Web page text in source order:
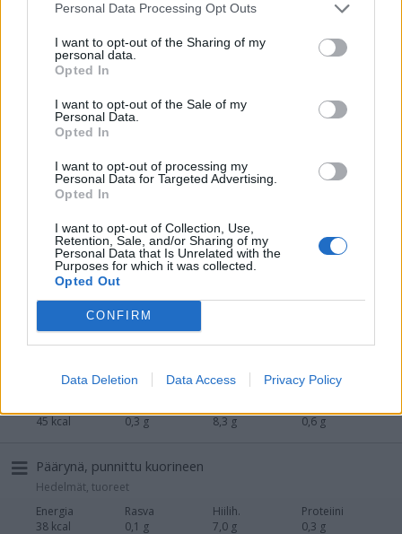
Personal Data Processing Opt Outs
I want to opt-out of the Sharing of my
personal data.
Opted In
I want to opt-out of the Sale of my
Personal Data.
Opted In
I want to opt-out of processing my
Personal Data for Targeted Advertising.
Opted In
I want to opt-out of Collection, Use,
Retention, Sale, and/or Sharing of my
Personal Data that Is Unrelated with the
Purposes for which it was collected.
Opted Out
CONFIRM
Data Deletion Data Access Privacy Policy
Kiivi, kuorittu
Hedelmät, tuoreet
52 kcal
0,8 g
7,1 g
0,8 g
Hedelmät, tuoreet
Energia
Appelsiini, kuorittu
Hedelmät, tuoreet
Energia
Rasva
0,1 g
Hiilih.
Proteiini
Hedelmät, tuoreet
45 kcal
0,3 g
8,3 g
0,6 g
Päärynä, punnittu kuorineen
Hedelmät, tuoreet
Energia
38 kcal
Rasva
0,1 g
Hiilih.
7,0 g
Proteiini
0,3 g